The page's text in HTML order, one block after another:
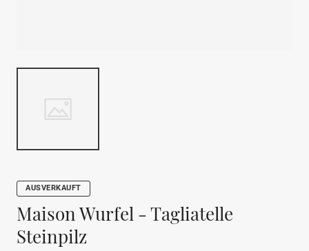
AUSVERKAUFT
Maison Wurfel - Tagliatelle
Steinpilz